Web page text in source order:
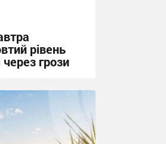
рівень
через грози